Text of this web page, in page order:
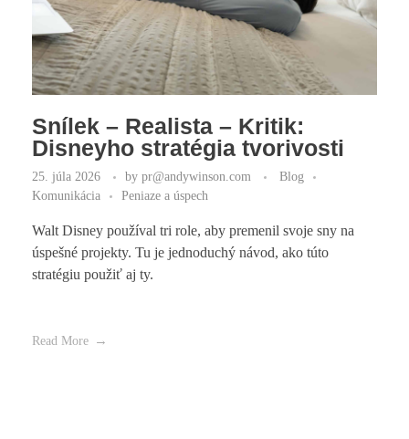
Snílek – Realista – Kritik:
Disneyho stratégia tvorivosti
25. júla 2026 by pr@andywinson.com
Blog
Komunikácia
Peniaze a úspech
Walt Disney používal tri role, aby premenil svoje sny na
úspešné projekty. Tu je jednoduchý návod, ako túto
stratégiu použiť aj ty.
Read More